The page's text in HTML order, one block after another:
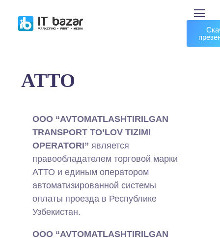
ATTO
OOO “AVTOMATLASHTIRILGAN
TRANSPORT TO’LOV TIZIMI
OPERATORI” является
правообладателем торговой марки
АТТО и единым оператором
автоматизированной системы
оплаты проезда в Республике
Узбекистан.
OOO “AVTOMATLASHTIRILGAN